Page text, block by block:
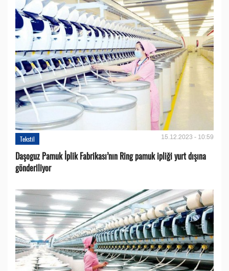
Tekstil 15.12.2023 - 10:59
Daşoguz Pamuk İplik Fabrikası’nın Ring pamuk ipliği yurt dışına
gönderiliyor